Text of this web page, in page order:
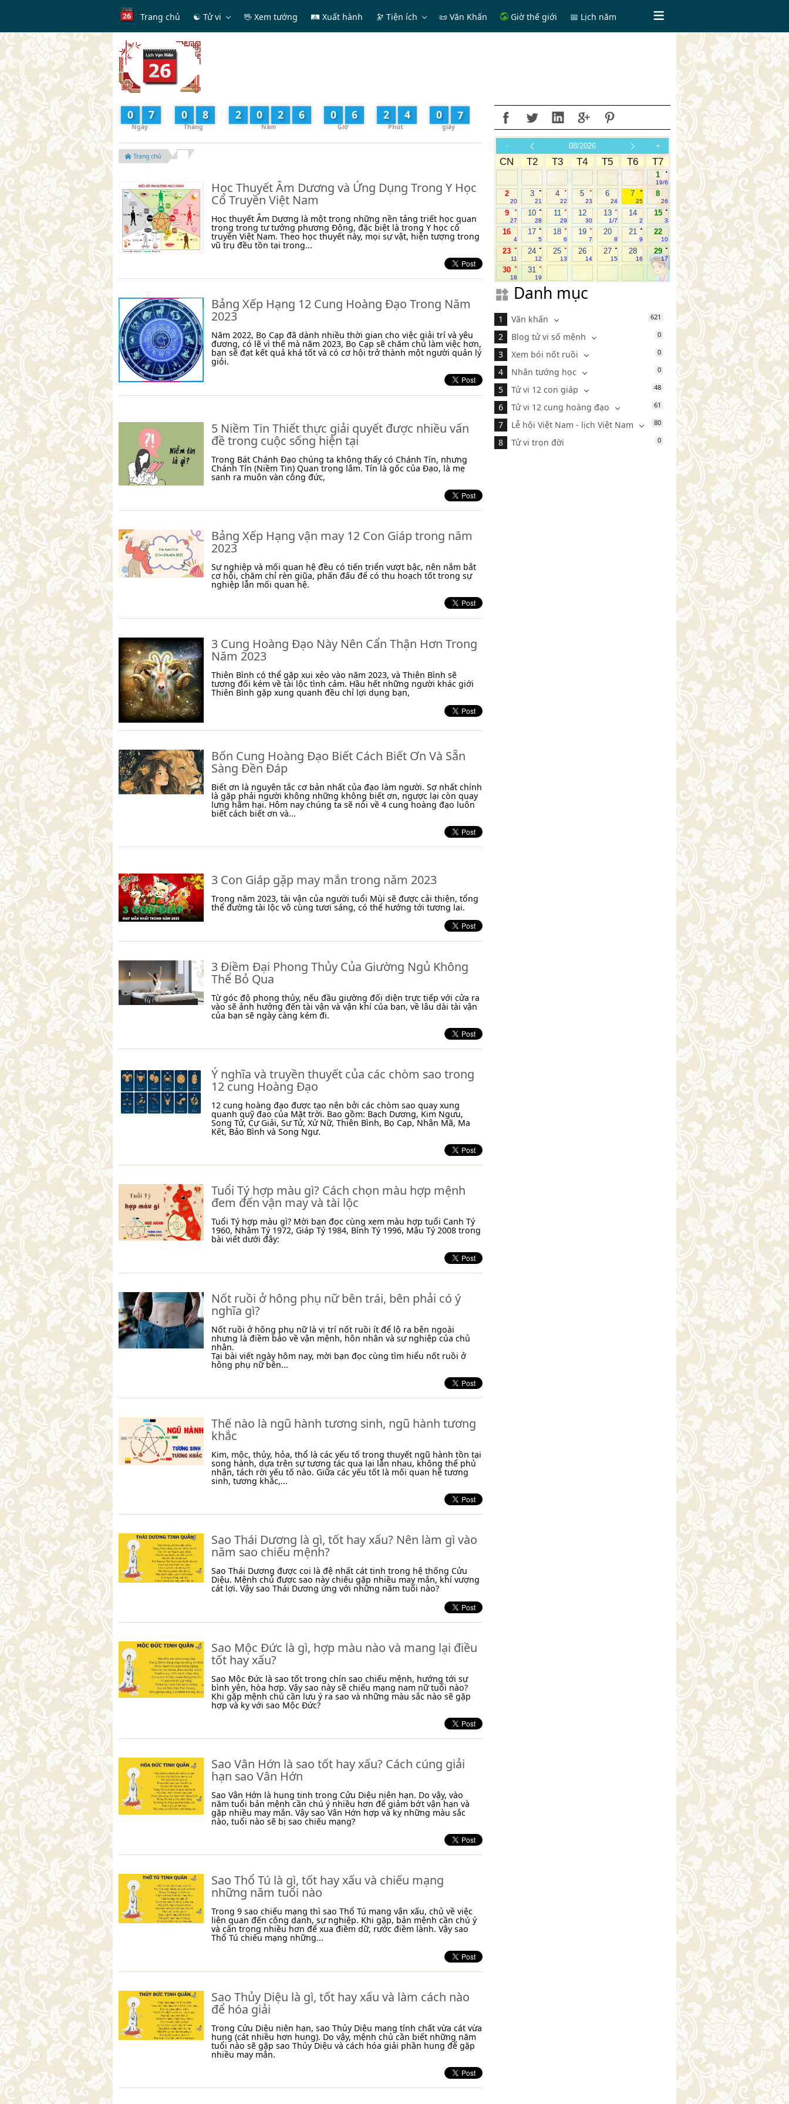
Trang chủ ☯ Tử vi 🖖 Xem tướng 🛤 Xuất hành 🔭 Tiện ích 📜 Văn Khấn Giờ thế giới 📅 Lịch năm
0 7 0 8 2 0 2 6 0 6 2 4 0 9
Trang chủ
Học Thuyết Âm Dương và Ứng Dụng Trong Y Học
Cổ Truyền Việt Nam
Học thuyết Âm Dương là một trong những nền tảng triết học quan
trọng trong tư tưởng phương Đông, đặc biệt là trong Y học cổ
truyền Việt Nam. Theo học thuyết này, mọi sự vật, hiện tượng trong
vũ trụ đều tồn tại trong...
Bảng Xếp Hạng 12 Cung Hoàng Đạo Trong Năm
2023
Năm 2022, Bọ Cạp đã dành nhiều thời gian cho việc giải trí và yêu
đương, có lẽ vì thế mà năm 2023, Bọ Cạp sẽ chăm chú làm việc hơn,
bạn sẽ đạt kết quả khá tốt và có cơ hội trở thành một người quản lý
giỏi.
5 Niềm Tin Thiết thực giải quyết được nhiều vấn
đề trong cuộc sống hiện tại
Trong Bát Chánh Đạo chúng ta không thấy có Chánh Tín, nhưng
Chánh Tín (Niềm Tin) Quan trọng lắm. Tín là gốc của Đạo, là mẹ
sanh ra muôn vàn công đức,
Bảng Xếp Hạng vận may 12 Con Giáp trong năm
2023
Sự nghiệp và mối quan hệ đều có tiến triển vượt bậc, nên nắm bắt
cơ hội, chăm chỉ rèn giũa, phấn đấu để có thu hoạch tốt trong sự
nghiệp lẫn mối quan hệ.
3 Cung Hoàng Đạo Này Nên Cẩn Thận Hơn Trong
Năm 2023
Thiên Bình có thể gặp xui xẻo vào năm 2023, và Thiên Bình sẽ
tương đối kém về tài lộc tình cảm. Hầu hết những người khác giới
Thiên Bình gặp xung quanh đều chỉ lợi dụng bạn,
Bốn Cung Hoàng Đạo Biết Cách Biết Ơn Và Sẵn
Sàng Đền Đáp
Biết ơn là nguyên tắc cơ bản nhất của đạo làm người. Sợ nhất chính
là gặp phải người không những không biết ơn, ngược lại còn quay
lưng hãm hại. Hôm nay chúng ta sẽ nói về 4 cung hoàng đạo luôn
biết cách biết ơn và...
3 Con Giáp gặp may mắn trong năm 2023
Trong năm 2023, tài vận của người tuổi Mùi sẽ được cải thiện, tổng
thể đường tài lộc vô cùng tươi sáng, có thể hướng tới tương lai.
3 Điềm Đại Phong Thủy Của Giường Ngủ Không
Thể Bỏ Qua
Từ góc độ phong thủy, nếu đầu giường đối diện trực tiếp với cửa ra
vào sẽ ảnh hưởng đến tài vận và vận khí của bạn, về lâu dài tài vận
của bạn sẽ ngày càng kém đi.
Ý nghĩa và truyền thuyết của các chòm sao trong
12 cung Hoàng Đạo
12 cung hoàng đạo được tạo nên bởi các chòm sao quay xung
quanh quỹ đạo của Mặt trời. Bao gồm: Bạch Dương, Kim Ngưu,
Song Tử, Cự Giải, Sư Tử, Xử Nữ, Thiên Bình, Bọ Cạp, Nhân Mã, Ma
Kết, Bảo Bình và Song Ngư.
Tuổi Tý hợp màu gì? Cách chọn màu hợp mệnh
đem đến vận may và tài lộc
Tuổi Tý hợp màu gì? Mời bạn đọc cùng xem màu hợp tuổi Canh Tý
1960, Nhâm Tý 1972, Giáp Tý 1984, Bính Tý 1996, Mậu Tý 2008 trong
bài viết dưới đây:
Nốt ruồi ở hông phụ nữ bên trái, bên phải có ý
nghĩa gì?
Nốt ruồi ở hông phụ nữ là vị trí nốt ruồi ít để lộ ra bên ngoài
nhưng là điềm báo về vận mệnh, hôn nhân và sự nghiệp của chủ
nhân.
Tại bài viết ngày hôm nay, mời bạn đọc cùng tìm hiểu nốt ruồi ở
hông phụ nữ bên...
Thế nào là ngũ hành tương sinh, ngũ hành tương
khắc
Kim, mộc, thủy, hỏa, thổ là các yếu tố trong thuyết ngũ hành tồn tại
song hành, dựa trên sự tương tác qua lại lẫn nhau, không thể phủ
nhận, tách rời yếu tố nào. Giữa các yếu tốt là mối quan hệ tương
sinh, tương khắc,...
Sao Thái Dương là gì, tốt hay xấu? Nên làm gì vào
năm sao chiếu mệnh?
Sao Thái Dương được coi là đệ nhất cát tinh trong hệ thống Cửu
Diệu. Mệnh chủ được sao này chiếu gặp nhiều may mắn, khí vượng
cát lợi. Vậy sao Thái Dương ứng với những năm tuổi nào?
Sao Mộc Đức là gì, hợp màu nào và mang lại điều
tốt hay xấu?
Sao Mộc Đức là sao tốt trong chín sao chiếu mệnh, hướng tới sự
bình yên, hòa hợp. Vậy sao này sẽ chiếu mạng nam nữ tuổi nào?
Khi gặp mệnh chủ cần lưu ý ra sao và những màu sắc nào sẽ gặp
hợp và kỵ với sao Mộc Đức?
Sao Vân Hớn là sao tốt hay xấu? Cách cúng giải
hạn sao Vân Hớn
Sao Vân Hớn là hung tinh trong Cửu Diệu niên hạn. Do vậy, vào
năm tuổi bản mệnh cần chú ý nhiều hơn để giảm bớt vận hạn và
gặp nhiều may mắn. Vậy sao Vân Hớn hợp và kỵ những màu sắc
nào, tuổi nào sẽ bị sao chiếu mạng?
Sao Thổ Tú là gì, tốt hay xấu và chiếu mạng
những năm tuổi nào
Trong 9 sao chiếu mạng thì sao Thổ Tú mang vận xấu, chủ về việc
liên quan đến công danh, sự nghiệp. Khi gặp, bản mệnh cần chú ý
và cẩn trọng nhiều hơn để xua điềm dữ, rước điềm lành. Vậy sao
Thổ Tú chiếu mạng những...
Sao Thủy Diệu là gì, tốt hay xấu và làm cách nào
để hóa giải
Trong Cửu Diệu niên hạn, sao Thủy Diệu mang tính chất vừa cát vừa
hung (cát nhiều hơn hung). Do vậy, mệnh chủ cần biết những năm
tuổi nào sẽ gặp sao Thủy Diệu và cách hóa giải phần hung để gặp
nhiều may mắn.
- 08/2026 +
CN T2 T3 T4 T5 T6 T7
.
1
19/6
2
20
.
3
21
.
4
22
.
5
23
6
24
.
7
25
8
26
.
9
27
.
10
28
.
11
29
12
30
.
13
1/7
14
2
.
15
3
16
4
.
17
5
.
18
6
.
19
7
20
8
.
21
9
22
10
.
23
11
.
24
12
.
25
13
26
14
.
27
15
28
16
.
29
17
.
30
18
.
31
19
Danh mục
Văn khấn 621
Blog tử vi số mệnh 0
Xem bói nốt ruồi 0
Nhân tướng học 0
Tử vi 12 con giáp 48
Tử vi 12 cung hoàng đạo 61
Lễ hội Việt Nam - lịch Việt Nam 80
Tử vi trọn đời 0